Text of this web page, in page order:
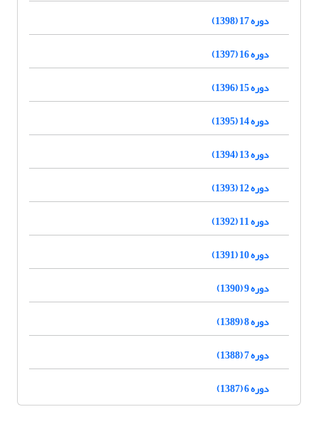
دوره 17 (1398)
دوره 16 (1397)
دوره 15 (1396)
دوره 14 (1395)
دوره 13 (1394)
دوره 12 (1393)
دوره 11 (1392)
دوره 10 (1391)
دوره 9 (1390)
دوره 8 (1389)
دوره 7 (1388)
دوره 6 (1387)